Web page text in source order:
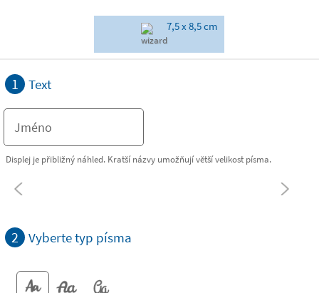
7,5 x 8,5 cm
1 Text
Displej je přibližný náhled. Kratší názvy umožňují větší velikost písma.
2 Vyberte typ písma